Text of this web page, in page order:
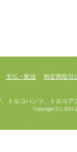
支払・配送 特定商取引
コパンツ、トルコアク
Copyright (C) 2011-